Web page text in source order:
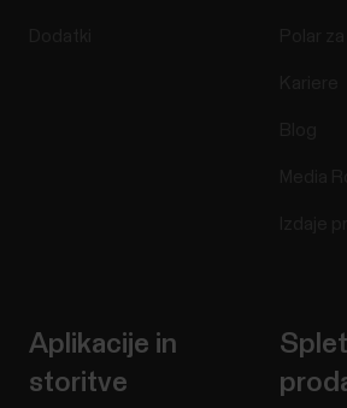
Aplikacije in
storitve